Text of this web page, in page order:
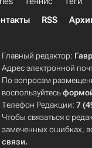
RSS
Главный редактор:
Адрес электронной
По вопросам
воспользуйтесь
Телефон Редакции:7
Чтобы связаться с
замеченных ошибках,
связи.